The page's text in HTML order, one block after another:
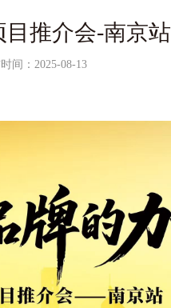
推介会-南京站
间：2025-08-13